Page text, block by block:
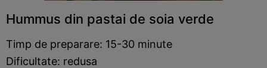
Hummus din pastai de soia verde
Timp de preparare: 15-30 minute
Dificultate: redusa